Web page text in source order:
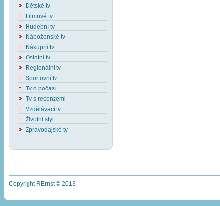
Dětské tv
Filmové tv
Hudební tv
Náboženské tv
Nákupní tv
Ostatní tv
Regionální tv
Sportovní tv
Tv o počasí
Tv s recenzemi
Vzdělávací tv
Životní styl
Zpravodajské tv
Copyright RErnst © 2013